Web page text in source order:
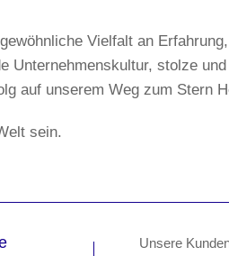
Vielfalt an
Unternehmenskultur, stolze
auf unserem Weg zum Stern
sein.
Unsere